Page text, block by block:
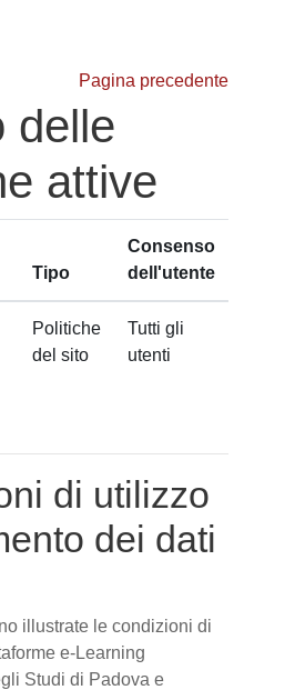
Pagina precedente
delle
attive
Tipo
Consenso
dell'utente
Politiche
del sito
Tutti gli
utenti
di utilizzo
dei dati
illustrate le condizioni di
e-Learning
Studi di Padova e